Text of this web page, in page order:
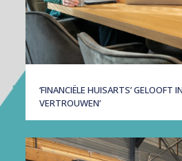
‘FINANCIËLE HUISARTS’ GELOOFT
VERTROUWEN’